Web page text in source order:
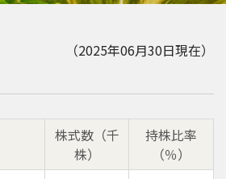
（2025年06月30日現在）
株式数（千
株）
持株比率
（％）